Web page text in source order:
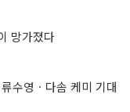
망가졌다
수영ㆍ다솜 케미 기대